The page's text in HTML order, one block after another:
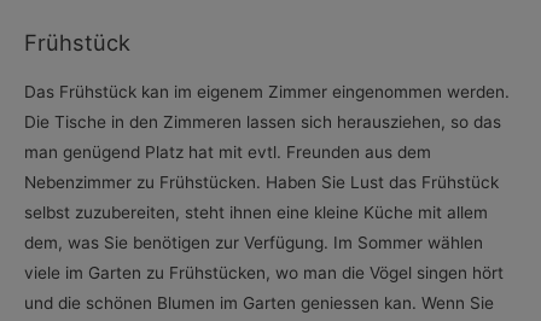
Frühstück
Das Frühstück kan im eigenem Zimmer eingenommen werden.
Die Tische in den Zimmeren lassen sich herausziehen, so das
man genügend Platz hat mit evtl. Freunden aus dem
Nebenzimmer zu Frühstücken. Haben Sie Lust das Frühstück
selbst zuzubereiten, steht ihnen eine kleine Küche mit allem
dem, was Sie benötigen zur Verfügung. Im Sommer wählen
viele im Garten zu Frühstücken, wo man die Vögel singen hört
und die schönen Blumen im Garten geniessen kan. Wenn Sie